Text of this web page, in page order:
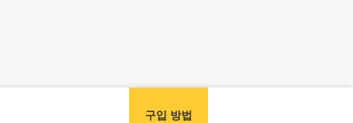
구입 방법